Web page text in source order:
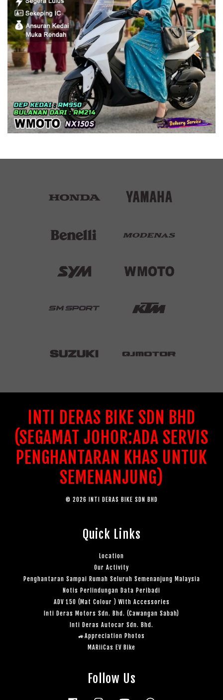
INTI DERAS BIKE SDN BHD
(SEGAMAT JOHOR:ADA SERVIS
PENGHANTARAN KHAS UNTUK
SEMENANJUNG)
© 2026 INTI DERAS BIKE SDN BHD
Quick Links
Location
Our Activity
Penghantaran Sampai Rumah Seluruh Semenanjung Malaysia
Notis Perlindungan Data Peribadi
ADV 150 (Mat Colour ) With Accessories
Inti Deras Motors Sdn. Bhd. (Cawangan Sabah)
Inti Deras Autocar Sdn. Bhd.
🚙Appreciation Photos
MARiiCas EV Bike
Follow Us